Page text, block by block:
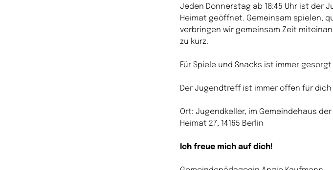
Jeden Donnerstag ab 18:45 Uhr ist der
Heimat geöffnet. Gemeinsam spielen,
verbringen wir gemeinsam Zeit
zu kurz.
Für Spiele und Snacks ist immer
Der Jugendtreff ist immer offen für dich
Ort: Jugendkeller, im Gemeindehaus
Heimat 27, 14165 Berlin
Ich freue mich auf dich!